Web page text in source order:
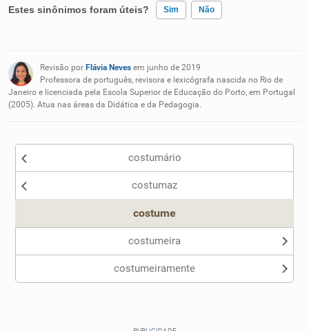
Estes sinônimos foram úteis? Sim Não
Nenhum dos sinônimos apresentados me ajudou
Outro
Revisão por Flávia Neves em junho de 2019
Professora de português, revisora e lexicógrafa nascida no Rio de
Janeiro e licenciada pela Escola Superior de Educação do Porto, em Portugal
(2005). Atua nas áreas da Didática e da Pedagogia.
costumário
costumaz
costume
costumeira
costumeiramente